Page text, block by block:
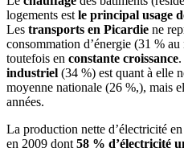
logements est le principal usage
Les transports en Picardie ne
consommation d’énergie (31 %
toutefois en constante croissance
industriel (34 %) est quant à elle
moyenne nationale (26 %,), mais
années.
La production nette d’électricité
en 2009 dont 58 % d’électricité